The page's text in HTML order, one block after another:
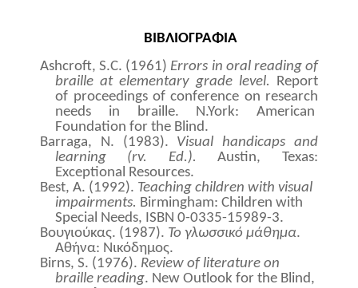
ΒΙΒΛΙΟΓΡΑΦΙΑ
Ashcroft, S.C. (1961) Errors in oral reading of
braille at elementary grade level. Report
of proceedings of conference on research
needs in braille. N.York: American
Foundation for the Blind.
Barraga, N. (1983). Visual handicaps and
learning (rv. Ed.).Austin, Texas:
Exceptional Resources.
Best, A. (1992). Teaching children with visual
impairments. Birmingham: Children with
Special Needs, ISBN 0-0335-15989-3.
Bουγιούκας. (1987). Το γλωσσικό μάθημα.
Αθήνα: Νικόδημος.
Birns, S. (1976). Review of literature on
braille reading. New Outlook for the Blind,